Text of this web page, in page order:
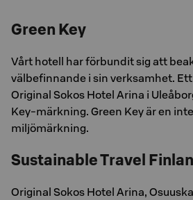
Green Key
Vårt hotell har förbundit sig att
välbefinnande i sin verksamhet.
Original Sokos Hotel Arina i
Key-märkning. Green Key är en
miljömärkning.
Sustainable Travel
Original Sokos Hotel Arina,